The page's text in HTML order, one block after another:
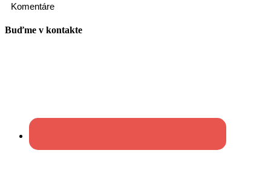
Komentáre
Buďme v kontakte